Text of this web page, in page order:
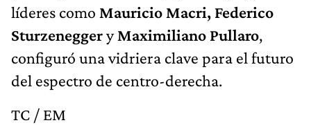
líderes como Mauricio Macri, Federico
SturzeneggeryMaximiliano Pullaro,
configuró una vidriera clave para el futuro
del espectro de centro-derecha.
TC / EM